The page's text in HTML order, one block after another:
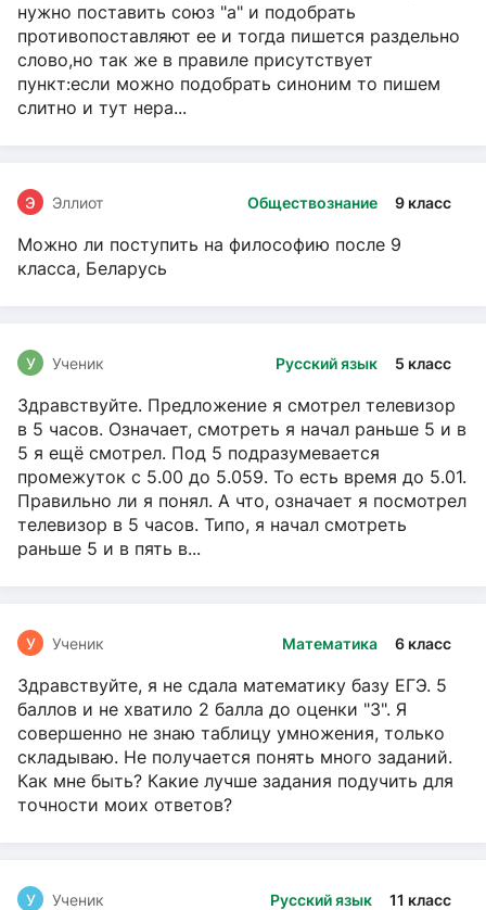
нужно поставить союз "а" и подобрать
противопоставляют ее и тогда пишется раздельно
слово,но так же в правиле присутствует
пункт:если можно подобрать синоним то пишем
слитно и тут нера...
Обществознание 9 класс
Э Эллиот
Можно ли поступить на философию после 9
класса, Беларусь
Русский язык 5 класс
У Ученик
Здравствуйте. Предложение я смотрел телевизор
в 5 часов. Означает, смотреть я начал раньше 5 и в
5 я ещё смотрел. Под 5 подразумевается
промежуток с 5.00 до 5.059. То есть время до 5.01.
Правильно ли я понял. А что, означает я посмотрел
телевизор в 5 часов. Типо, я начал смотреть
раньше 5 и в пять в...
Математика 6 класс
У Ученик
Здравствуйте, я не сдала математику базу ЕГЭ. 5
баллов и не хватило 2 балла до оценки "3". Я
совершенно не знаю таблицу умножения, только
складываю. Не получается понять много заданий.
Как мне быть? Какие лучше задания подучить для
точности моих ответов?
Русский язык 11 класс
У Ученик